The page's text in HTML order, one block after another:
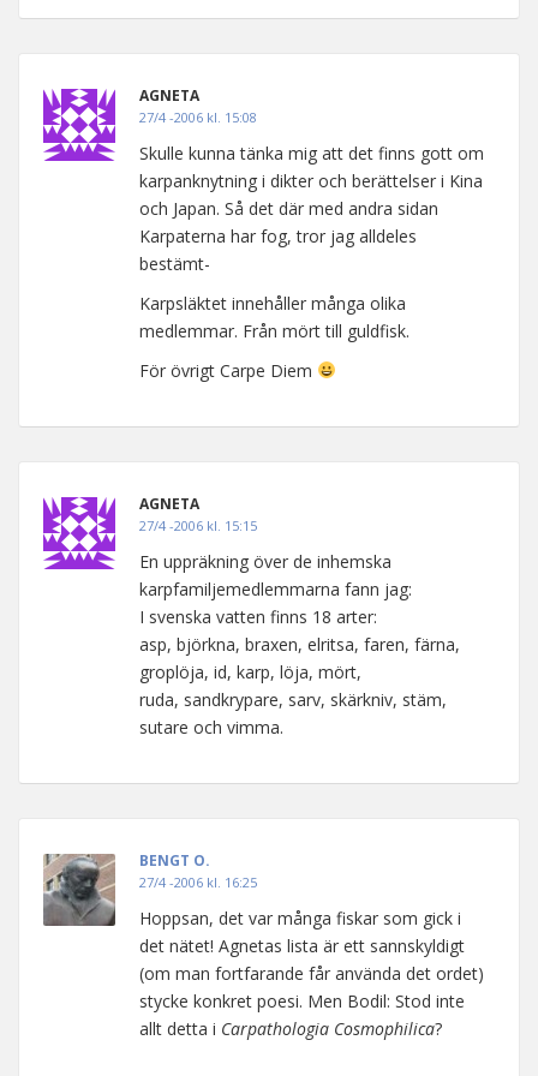
AGNETA
27/4 -2006 kl. 15:08
Skulle kunna tänka mig att det finns gott om
karpanknytning i dikter och berättelser i Kina
och Japan. Så det där med andra sidan
Karpaterna har fog, tror jag alldeles
bestämt-
Karpsläktet innehåller många olika
medlemmar. Från mört till guldfisk.
För övrigt Carpe Diem
AGNETA
27/4 -2006 kl. 15:15
En uppräkning över de inhemska
karpfamiljemedlemmarna fann jag:
I svenska vatten finns 18 arter:
asp, björkna, braxen, elritsa, faren, färna,
groplöja, id, karp, löja, mört,
ruda, sandkrypare, sarv, skärkniv, stäm,
sutare och vimma.
BENGT O.
27/4 -2006 kl. 16:25
Hoppsan, det var många fiskar som gick i
det nätet! Agnetas lista är ett sannskyldigt
(om man fortfarande får använda det ordet)
stycke konkret poesi. Men Bodil: Stod inte
allt detta i Carpathologia Cosmophilica?